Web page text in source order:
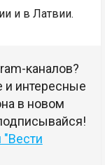
и в Латвии.
каналов?
интересные
в новом
"Вести